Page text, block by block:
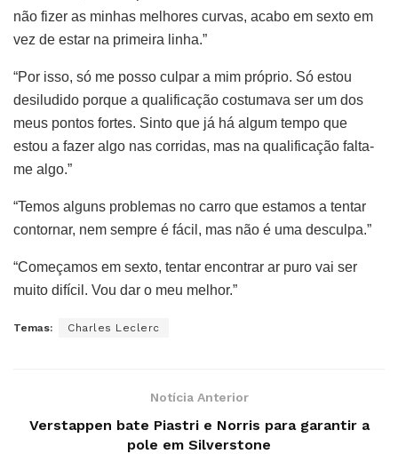
não fizer as minhas melhores curvas, acabo em sexto em
vez de estar na primeira linha.”
“Por isso, só me posso culpar a mim próprio. Só estou
desiludido porque a qualificação costumava ser um dos
meus pontos fortes. Sinto que já há algum tempo que
estou a fazer algo nas corridas, mas na qualificação falta-
me algo.”
“Temos alguns problemas no carro que estamos a tentar
contornar, nem sempre é fácil, mas não é uma desculpa.”
“Começamos em sexto, tentar encontrar ar puro vai ser
muito difícil. Vou dar o meu melhor.”
Temas: Charles Leclerc
Notícia Anterior
Verstappen bate Piastri e Norris para garantir a
pole em Silverstone